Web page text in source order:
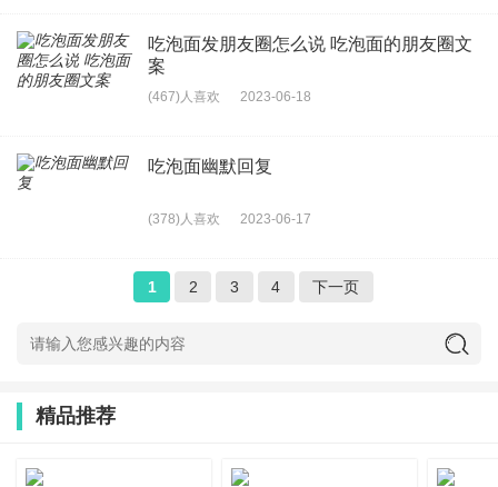
吃泡面发朋友圈怎么说 吃泡面的朋友圈文
案
(467)人喜欢 2023-06-18
吃泡面幽默回复
(378)人喜欢 2023-06-17
1 2 3 4 下一页
精品推荐